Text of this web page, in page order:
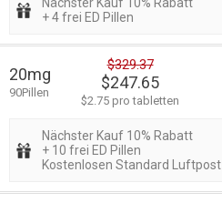
+ 4 frei ED Pillen
20mg
90Pillen
$329.37
$247.65
$2.75 pro tabletten
Nächster Kauf 10% Rabatt
+ 10 frei ED Pillen
Kostenlosen Standard Luftpost